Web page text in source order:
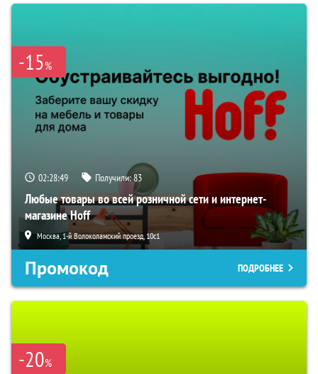
-15%
02:28:48 Получили:83
Любые товары во всей розничной сети и интернет-
магазине Hoff
Москва, 1-й Волоколамский проезд, 10с1
Промокод ПОДРОБНЕЕ
-20%